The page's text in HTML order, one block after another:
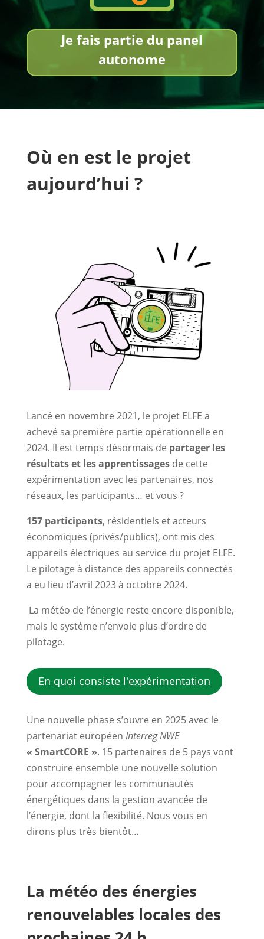
Je fais partie du panel
autonome
Où en est le projet
aujourd’hui ?
Lancé en novembre 2021, le projet ELFE a
achevé sa première partie opérationnelle en
2024. Il est temps désormais de partager les
résultats et les apprentissagesde cette
expérimentation avec les partenaires, nos
réseaux, les participants… et vous ?
157 participants, résidentiels et acteurs
économiques (privés/publics), ont mis des
appareils électriques au service du projet ELFE.
Le pilotage à distance des appareils connectés
a eu lieu d’avril 2023 à octobre 2024.
La météo de l’énergie reste encore disponible,
mais le système n’envoie plus d’ordre de
pilotage.
En quoi consiste l'expérimentation
Une nouvelle phase s’ouvre en 2025 avec le
partenariat européen Interreg NWE
« SmartCORE ». 15 partenaires de 5 pays vont
construire ensemble une nouvelle solution
pour accompagner les communautés
énergétiques dans la gestion avancée de
l’énergie, dont la flexibilité. Nous vous en
dirons plus très bientôt…
La météo des énergies
renouvelables locales des